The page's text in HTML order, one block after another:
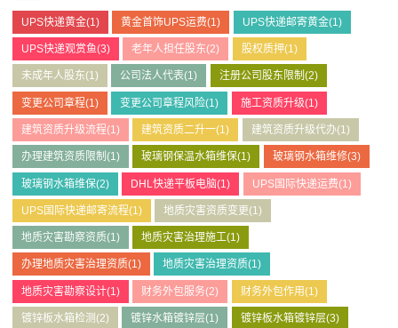
UPS快递黄金(1) 黄金首饰UPS运费(1) UPS快递邮寄黄金(1)
UPS快递观赏鱼(3) 老年人担任股东(2) 股权质押(1)
未成年人股东(1) 公司法人代表(1) 注册公司股东限制 (2)
变更公司章程(1) 变更公司章程风险(1) 施工资质升级(1)
建筑资质升级流程(1) 建筑资质二升一(1) 建筑资质升级代办(1)
办理建筑资质限制 (1) 玻璃钢保温水箱维保(1) 玻璃钢水箱维修(3)
玻璃钢水箱维保(2) DHL快递平板电脑(1) UPS国际快递运费(1)
UPS国际快递邮寄流程(1) 地质灾害资质变更(1)
地质灾害勘察资质(1) 地质灾害治理施工(1)
办理地质灾害治理资质(1) 地质灾害治理资质(1)
地质灾害勘察设计(1) 财务外包服务(2) 财务外包作用(1)
镀锌板水箱检测 (2) 镀锌水箱镀锌层(1) 镀锌板水箱镀锌层(3)